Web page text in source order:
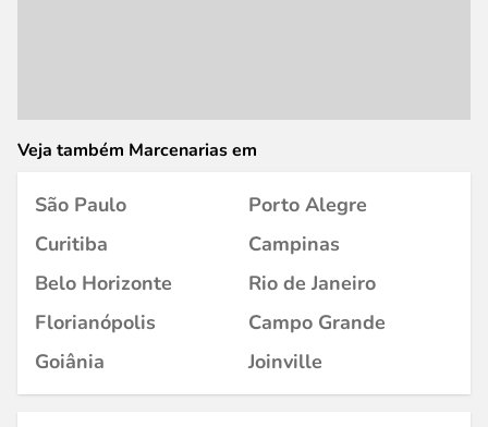
Veja também Marcenarias em
São Paulo
Porto Alegre
Curitiba
Campinas
Belo Horizonte
Rio de Janeiro
Florianópolis
Campo Grande
Goiânia
Joinville